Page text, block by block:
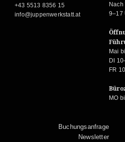
+43 5513 8356 15
info@juppenwerkstatt.at
Nach
9–17
Mai
DI
FR
MO
Buchungsanfrage
Newsletter